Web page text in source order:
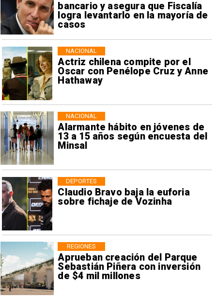
bancario y asegura que Fiscalía
logra levantarlo en la mayoría de
casos
Actriz chilena compite por el
Oscar con Penélope Cruz y Anne
Hathaway
NACIONAL
Alarmante hábito en jóvenes de
13 a 15 años según encuesta del
Minsal
NACIONAL
Claudio Bravo baja la euforia
sobre fichaje de Vozinha
DEPORTES
Aprueban creación del Parque
Sebastián Piñera con inversión
de $4 mil millones
REGIONES